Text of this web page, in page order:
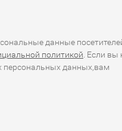
данные
политикой. Если вы
персональных данных,вам